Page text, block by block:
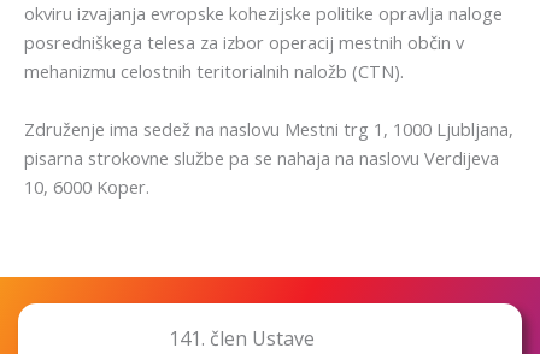
okviru izvajanja evropske kohezijske politike opravlja naloge
posredniškega telesa za izbor operacij mestnih občin v
mehanizmu celostnih teritorialnih naložb (CTN).
Združenje ima sedež na naslovu Mestni trg 1, 1000 Ljubljana,
pisarna strokovne službe pa se nahaja na naslovu Verdijeva
10, 6000 Koper.
141. člen Ustave